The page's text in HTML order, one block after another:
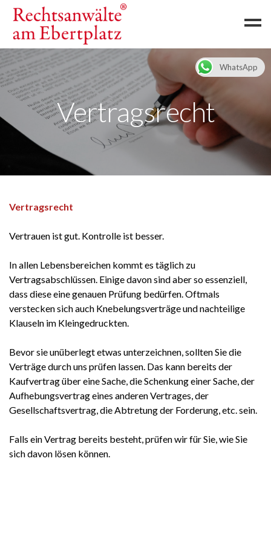
Startseite
Rechtsanwälte
RA Kurnaz
RA Yavuz
Verkehrsrecht
Kanzlei
Datenschutz
Impressum
Vertragsrecht
Vertragsrecht
Vertrauen ist gut. Kontrolle ist besser.
In allen Lebensbereichen kommt es täglich zu
Vertragsabschlüssen. Einige davon sind aber so essenziell,
dass diese eine genauen Prüfung bedürfen. Oftmals
verstecken sich auch Knebelungsverträge und nachteilige
Klauseln im Kleingedruckten.
Bevor sie unüberlegt etwas unterzeichnen, sollten Sie die
Verträge durch uns prüfen lassen. Das kann bereits der
Kaufvertrag über eine Sache, die Schenkung einer Sache, der
Aufhebungsvertrag eines anderen Vertrages, der
Gesellschaftsvertrag, die Abtretung der Forderung, etc. sein.
Falls ein Vertrag bereits besteht, prüfen wir für Sie, wie Sie
sich davon lösen können.
WhatsApp